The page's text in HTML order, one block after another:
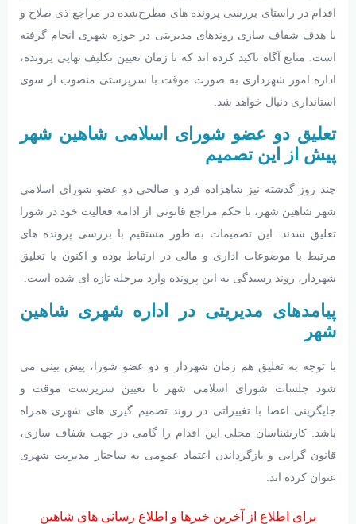
اقدام در راستای بررسی پرونده های مطرح‌شده در مراجع ذی صلاح و
با هدف شفاف سازی روندهای مدیریتی در حوزه شهری انجام گرفته
است. منابع آگاه تاکید کرده اند که تا زمان تعیین تکلیف نهایی پرونده،
اداره امور شهرداری به صورت موقت با سرپرستی منصوب از سوی
استانداری دنبال خواهد شد.
تعلیق دو عضو شورای اسلامی شاهین شهر
پیش از این تصمیم
چند روز گذشته نیز شاهزاده فرد و صالحی دو عضو شورای اسلامی
شهر شاهین شهر، با حکم مراجع قانونی از ادامه فعالیت خود در شورا
تعلیق شدند. این تصمیمات به طور مستقیم با بررسی پرونده های
مرتبط با موضوعات اداری و مالی در ارتباط بوده و اکنون با تعلیق
شهردار، روند رسیدگی به این پرونده وارد مرحله تازه ای شده است.
پیامدهای مدیریتی در اداره شهری شاهین
شهر
با توجه به تعلیق هم زمان شهردار و دو عضو شورا، پیش بینی می
شود جلسات شورای اسلامی شهر تا تعیین سرپرست موقت و
جایگزینی اعضا با تغییراتی در روند تصمیم گیری های شهری همراه
باشد. کارشناسان محلی این اقدام را گامی در جهت شفاف سازی،
قانون گرایی و بازگرداندن اعتماد عمومی به ساختار مدیریت شهری
عنوان کرده اند.
برای اطلاع از آخرین خبرها و اطلاع رسانی های شاهین